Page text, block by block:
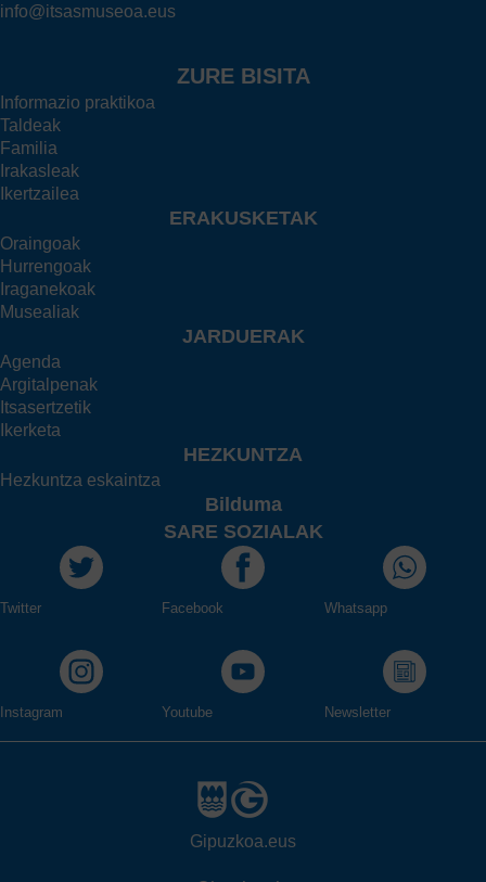
info@itsasmuseoa.eus
ZURE BISITA
Informazio praktikoa
Taldeak
Familia
Irakasleak
Ikertzailea
ERAKUSKETAK
Oraingoak
Hurrengoak
Iraganekoak
Musealiak
JARDUERAK
Agenda
Argitalpenak
Itsasertzetik
Ikerketa
HEZKUNTZA
Hezkuntza eskaintza
Bilduma
SARE SOZIALAK
Twitter Facebook Whatsapp
Instagram Youtube Newsletter
Gipuzkoa.eus